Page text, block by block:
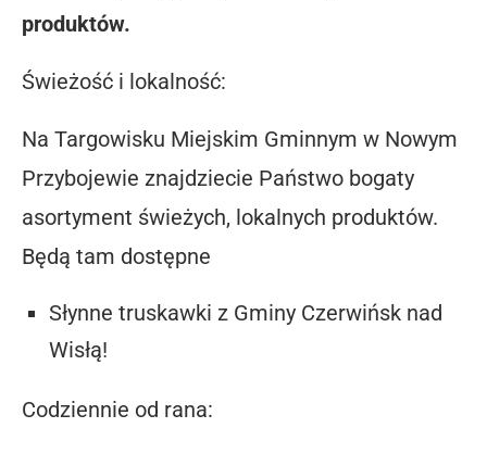
produktów.
Świeżość i lokalność:
Na Targowisku Miejskim Gminnym w Nowym
Przybojewie znajdziecie Państwo bogaty
asortyment świeżych, lokalnych produktów.
Będą tam dostępne
Słynne truskawki z Gminy Czerwińsk nad
Wisłą!
Codziennie od rana: